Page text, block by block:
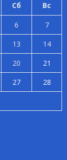
Сб Вс
6
7
13
14
20
21
27
28